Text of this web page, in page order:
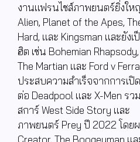
งานแฟรนไชส์ภาพยนตร์ยิ่งให
Alien, Planet of the Apes,
Hard, และ Kingsman และยัง
ฮิต เช่น Bohemian
The Martian และ Ford v
ประสบความสำเร็จจากการเ
ต่อ Deadpool และ X-Men รว
สการ์West Side Story และ
ภาพยนตร์ Prey ปี 2022 โดย
Creator, The Boogeyman แ